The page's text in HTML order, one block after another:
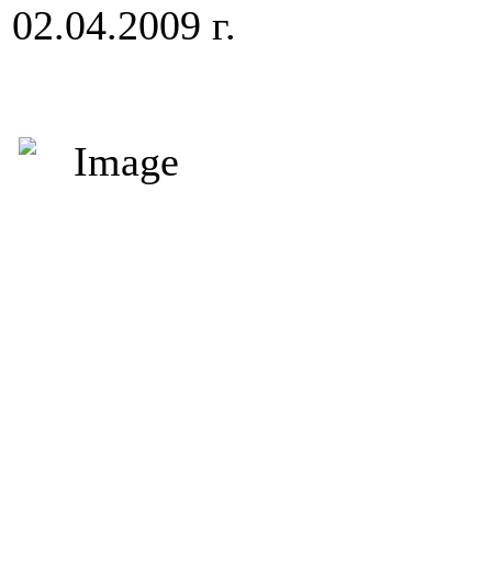
02.04.2009 г.